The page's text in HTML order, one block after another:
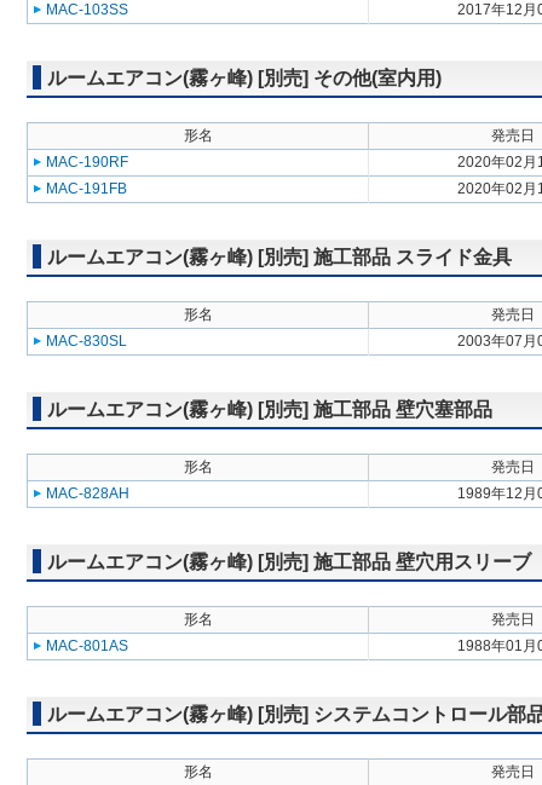
MAC-103SS
2017年12月
ルームエアコン(霧ヶ峰) [別売] その他(室内用)
形名
発売日
MAC-190RF
2020年02月
MAC-191FB
2020年02月
ルームエアコン(霧ヶ峰) [別売] 施工部品 スライド金具
形名
発売日
MAC-830SL
2003年07月
ルームエアコン(霧ヶ峰) [別売] 施工部品 壁穴塞部品
形名
発売日
MAC-828AH
1989年12月
ルームエアコン(霧ヶ峰) [別売] 施工部品 壁穴用スリーブ
形名
発売日
MAC-801AS
1988年01月
ルームエアコン(霧ヶ峰) [別売] システムコントロール部
形名
発売日